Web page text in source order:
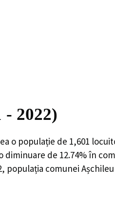
- 2022)
o populație de 1,601
diminuare de 12.74%în
comunei